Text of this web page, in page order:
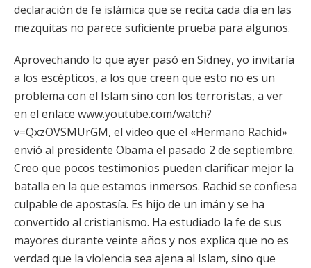
declaración de fe islámica que se recita cada día en las
mezquitas no parece suficiente prueba para algunos.
Aprovechando lo que ayer pasó en Sidney, yo invitaría
a los escépticos, a los que creen que esto no es un
problema con el Islam sino con los terroristas, a ver
en el enlace www.youtube.com/watch?
v=QxzOVSMUrGM, el video que el «Hermano Rachid»
envió al presidente Obama el pasado 2 de septiembre.
Creo que pocos testimonios pueden clarificar mejor la
batalla en la que estamos inmersos. Rachid se confiesa
culpable de apostasía. Es hijo de un imán y se ha
convertido al cristianismo. Ha estudiado la fe de sus
mayores durante veinte años y nos explica que no es
verdad que la violencia sea ajena al Islam, sino que